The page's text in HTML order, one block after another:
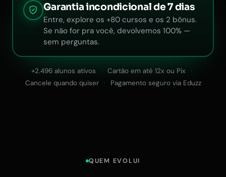
QUEM EVOLUI
Garantia incondicional de 7 dias
Entre, explore os +80 cursos e os 2 bônus.
Se não for pra você, devolvemos 100% —
sem perguntas.
+2.496 alunos ativos
Cartão em até 12x ou Pix
Cancele quando quiser
Pagamento seguro via Eduzz